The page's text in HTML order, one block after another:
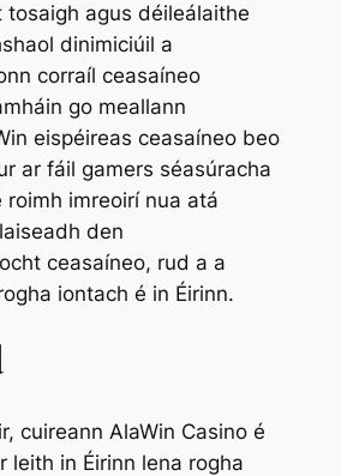
tosaigh agus déileálaithe
dinimiciúil a
corraíl ceasaíneo
go meallann
eispéireas ceasaíneo beo
ar fáil gamers séasúracha
roimh imreoirí nua atá
den
ceasaíneo, rud a a
iontach é in Éirinn.
cuireann AlaWin Casino é
leith in Éirinn lena rogha